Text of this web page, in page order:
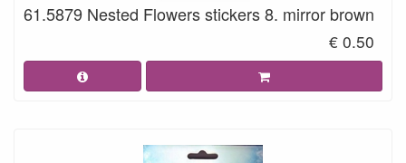
61.5879 Nested Flowers stickers 8. mirror brown
€ 0.50